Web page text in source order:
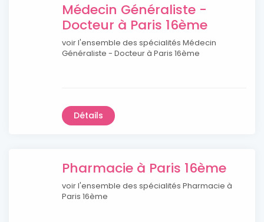
Médecin Généraliste -
Docteur à Paris 16ème
voir l'ensemble des spécialités Médecin
Généraliste - Docteur à Paris 16ème
Détails
Pharmacie à Paris 16ème
voir l'ensemble des spécialités Pharmacie à
Paris 16ème